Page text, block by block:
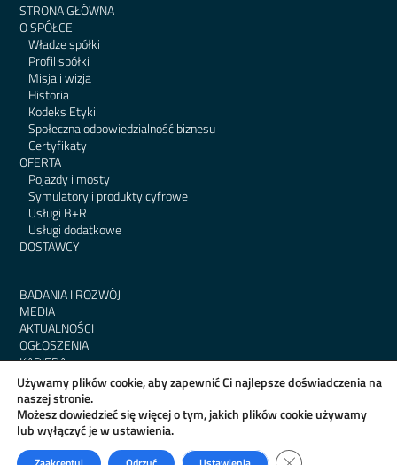
STRONA GŁÓWNA
O SPÓŁCE
Władze spółki
Profil spółki
Misja i wizja
Historia
Kodeks Etyki
Społeczna odpowiedzialność biznesu
Certyfikaty
OFERTA
Pojazdy i mosty
Symulatory i produkty cyfrowe
Usługi B+R
Usługi dodatkowe
DOSTAWCY
BADANIA I ROZWÓJ
MEDIA
AKTUALNOŚCI
OGŁOSZENIA
KARIERA
KONTAKT
RODO
BIP
Używamy plików cookie, aby zapewnić Ci najlepsze doświadczenia na
naszej stronie.
Możesz dowiedzieć się więcej o tym, jakich plików cookie używamy
lub wyłączyć je w ustawienia.
Zamknij panel